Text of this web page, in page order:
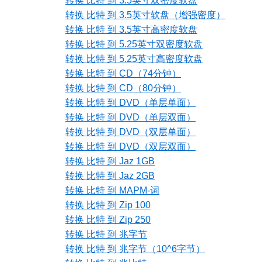
转换 比特 到 3.5英寸软盘（增强密度）
转换 比特 到 3.5英寸高密度软盘
转换 比特 到 5.25英寸双密度软盘
转换 比特 到 5.25英寸高密度软盘
转换 比特 到 CD（74分钟）
转换 比特 到 CD（80分钟）
转换 比特 到 DVD（单层单面）
转换 比特 到 DVD（单层双面）
转换 比特 到 DVD（双层单面）
转换 比特 到 DVD（双层双面）
转换 比特 到 Jaz 1GB
转换 比特 到 Jaz 2GB
转换 比特 到 MAPM-词
转换 比特 到 Zip 100
转换 比特 到 Zip 250
转换 比特 到 兆字节
转换 比特 到 兆字节（10^6字节）